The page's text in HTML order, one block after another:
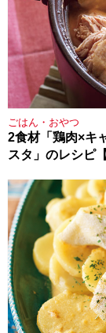
ごはん・おやつ
2食材「鶏肉×キ
スタ」のレシピ